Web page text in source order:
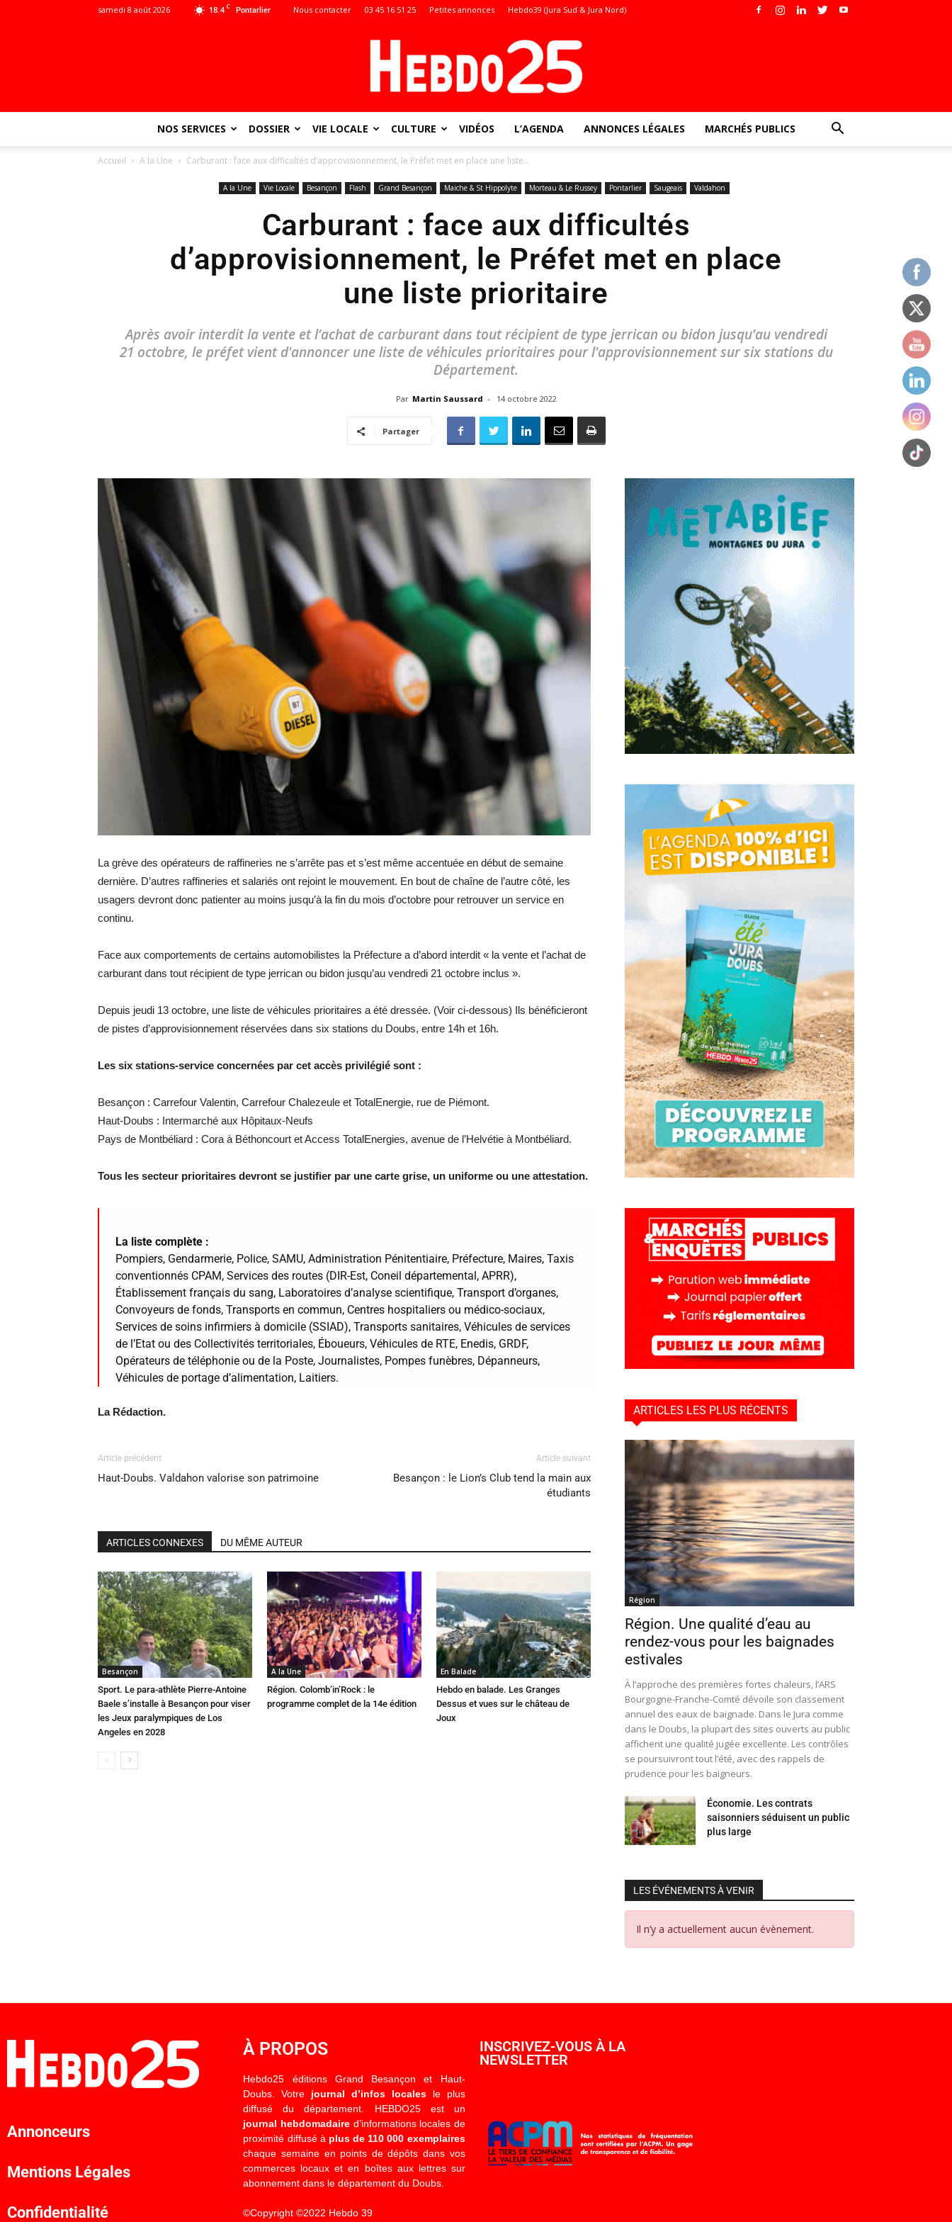
18.4 C Pontarlier
samedi 8 août 2026 Nous contacter 03 45 16 51 25 Petites annonces Hebdo39 (Jura Sud & Jura Nord)
:
l'info
–
Hebdo25
NOS SERVICES DOSSIER VIE LOCALE CULTURE VIDÉOS L’AGENDA ANNONCES LÉGALES MARCHÉS PUBLICS
Accueil A la Une Carburant : face aux difficultés d’approvisionnement, le Préfet met en place une liste...
A la Une Vie Locale Besançon Flash Grand Besançon Maiche & St Hippolyte Morteau & Le Russey Pontarlier Saugeais Valdahon
Carburant : face aux difficultés
d’approvisionnement, le Préfet met en place
une liste prioritaire
Après avoir interdit la vente et l’achat de carburant dans tout récipient de type jerrican ou bidon jusqu’au vendredi
21 octobre, le préfet vient d'annoncer une liste de véhicules prioritaires pour l'approvisionnement sur six stations du
Département.
Par Martin Saussard - 14 octobre 2022
Partager
La grève des opérateurs de raffineries ne s’arrête pas et s’est même accentuée en début de semaine
dernière. D’autres raffineries et salariés ont rejoint le mouvement. En bout de chaîne de l’autre côté, les
usagers devront donc patienter au moins jusqu’à la fin du mois d’octobre pour retrouver un service en
continu.
Face aux comportements de certains automobilistes la Préfecture a d’abord interdit « la vente et l’achat de
carburant dans tout récipient de type jerrican ou bidon jusqu’au vendredi 21 octobre inclus ».
Depuis jeudi 13 octobre, une liste de véhicules prioritaires a été dressée. (Voir ci-dessous) Ils bénéficieront
de pistes d’approvisionnement réservées dans six stations du Doubs, entre 14h et 16h.
Les six stations-service concernées par cet accès privilégié sont :
Besançon : Carrefour Valentin, Carrefour Chalezeule et TotalEnergie, rue de Piémont.
Haut-Doubs : Intermarché aux Hôpitaux-Neufs
Pays de Montbéliard : Cora à Béthoncourt et Access TotalEnergies, avenue de l’Helvétie à Montbéliard.
Tous les secteur prioritaires devront se justifier par une carte grise, un uniforme ou une attestation.
La liste complète :
Pompiers, Gendarmerie, Police, SAMU, Administration Pénitentiaire, Préfecture, Maires, Taxis
conventionnés CPAM, Services des routes (DIR-Est, Coneil départemental, APRR),
Établissement français du sang, Laboratoires d’analyse scientifique, Transport d’organes,
Convoyeurs de fonds, Transports en commun, Centres hospitaliers ou médico-sociaux,
Services de soins infirmiers à domicile (SSIAD), Transports sanitaires, Véhicules de services
de l’Etat ou des Collectivités territoriales, Éboueurs, Véhicules de RTE, Enedis, GRDF,
Opérateurs de téléphonie ou de la Poste, Journalistes, Pompes funèbres, Dépanneurs,
Véhicules de portage d’alimentation, Laitiers.
La Rédaction.
Article précédent
Haut-Doubs. Valdahon valorise son patrimoine
Article suivant
Besançon : le Lion’s Club tend la main aux
étudiants
ARTICLES CONNEXES DU MÊME AUTEUR
Besançon
Sport. Le para-athlète Pierre-Antoine
Baele s’installe à Besançon pour viser
les Jeux paralympiques de Los
Angeles en 2028
A la Une
Région. Colomb’in’Rock : le
programme complet de la 14e édition
En Balade
Hebdo en balade. Les Granges
Dessus et vues sur le château de
Joux
ARTICLES LES PLUS RÉCENTS
Région
Région. Une qualité d’eau au
rendez-vous pour les baignades
estivales
À l’approche des premières fortes chaleurs, l’ARS
Bourgogne-Franche-Comté dévoile son classement
annuel des eaux de baignade. Dans le Jura comme
dans le Doubs, la plupart des sites ouverts au public
affichent une qualité jugée excellente. Les contrôles
se poursuivront tout l’été, avec des rappels de
prudence pour les baigneurs.
Économie. Les contrats
saisonniers séduisent un public
plus large
LES ÉVÉNEMENTS À VENIR
Il n’y a actuellement aucun évènement.
Annonceurs
Mentions Légales
Confidentialité
À PROPOS
Hebdo25 éditions Grand Besançon et Haut-
Doubs. Votre journal d’infos localesle plus
diffusé du département. HEBDO25 est un
journal hebdomadaired’informations locales de
proximité diffusé à plus de 110 000 exemplaires
chaque semaine en points de dépôts dans vos
commerces locaux et en boîtes aux lettres sur
abonnement dans le département du Doubs.
©Copyright ©2022 Hebdo 39
INSCRIVEZ-VOUS À LA
NEWSLETTER